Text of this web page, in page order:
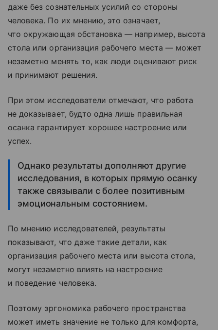
даже без сознательных усилий со стороны
человека. По их мнению, это означает,
что окружающая обстановка — например, высота
стола или организация рабочего места — может
незаметно менять то, как люди оценивают риск
и принимают решения.
При этом исследователи отмечают, что работа
не доказывает, будто одна лишь правильная
осанка гарантирует хорошее настроение или
успех.
Однако результаты дополняют другие
исследования, в которых прямую осанку
также связывали с более позитивным
эмоциональным состоянием.
По мнению исследователей, результаты
показывают, что даже такие детали, как
организация рабочего места или высота стола,
могут незаметно влиять на настроение
и поведение человека.
Поэтому эргономика рабочего пространства
может иметь значение не только для комфорта,